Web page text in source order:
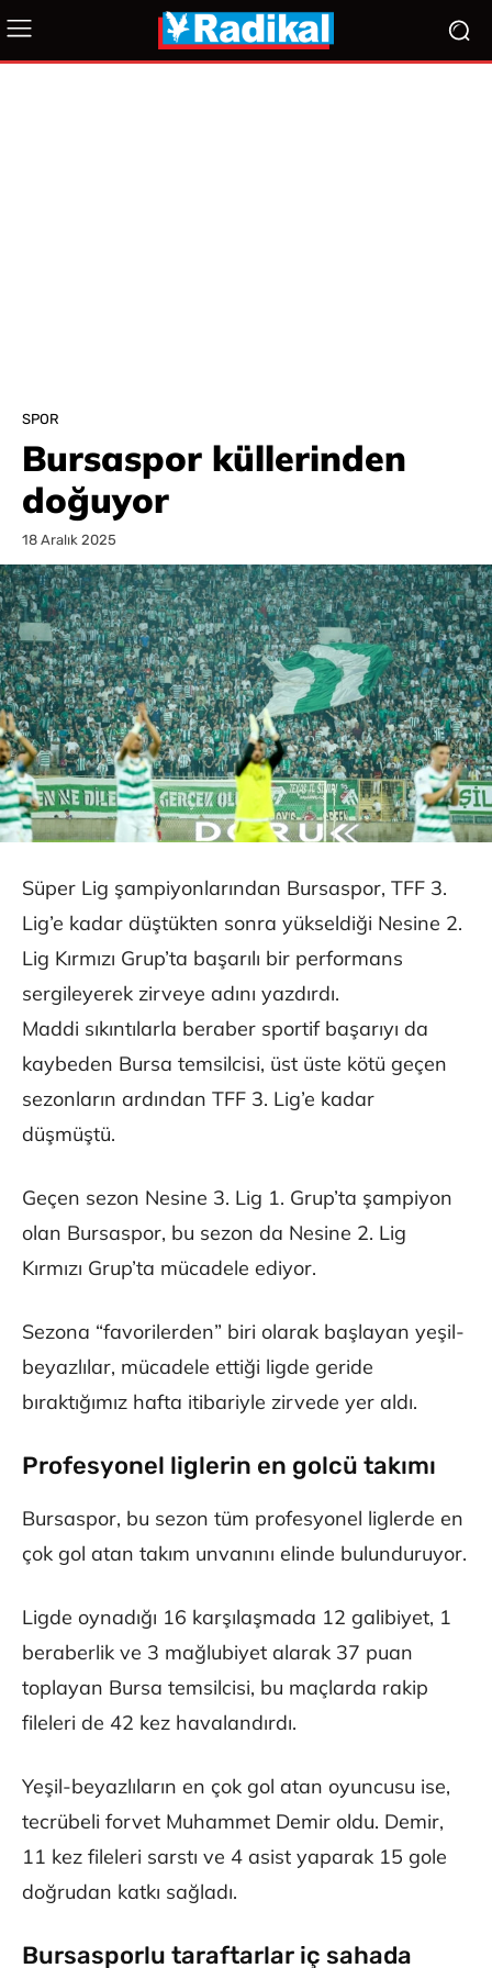
SPOR
Bursaspor küllerinden
doğuyor
18 Aralık 2025
Süper Lig şampiyonlarından Bursaspor, TFF 3.
Lig’e kadar düştükten sonra yükseldiği Nesine 2.
Lig Kırmızı Grup’ta başarılı bir performans
sergileyerek zirveye adını yazdırdı.
Maddi sıkıntılarla beraber sportif başarıyı da
kaybeden Bursa temsilcisi, üst üste kötü geçen
sezonların ardından TFF 3. Lig’e kadar
düşmüştü.
Geçen sezon Nesine 3. Lig 1. Grup’ta şampiyon
olan Bursaspor, bu sezon da Nesine 2. Lig
Kırmızı Grup’ta mücadele ediyor.
Sezona “favorilerden” biri olarak başlayan yeşil-
beyazlılar, mücadele ettiği ligde geride
bıraktığımız hafta itibariyle zirvede yer aldı.
Profesyonel liglerin en golcü takımı
Bursaspor, bu sezon tüm profesyonel liglerde en
çok gol atan takım unvanını elinde bulunduruyor.
Ligde oynadığı 16 karşılaşmada 12 galibiyet, 1
beraberlik ve 3 mağlubiyet alarak 37 puan
toplayan Bursa temsilcisi, bu maçlarda rakip
fileleri de 42 kez havalandırdı.
Yeşil-beyazlıların en çok gol atan oyuncusu ise,
tecrübeli forvet Muhammet Demir oldu. Demir,
11 kez fileleri sarstı ve 4 asist yaparak 15 gole
doğrudan katkı sağladı.
Bursasporlu taraftarlar iç sahada